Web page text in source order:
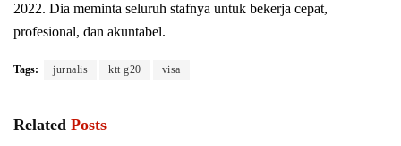
2022. Dia meminta seluruh stafnya untuk bekerja cepat,
profesional, dan akuntabel.
Tags: jurnalis ktt g20 visa
Related Posts